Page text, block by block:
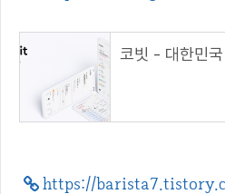
코빗 - 대한민
https://